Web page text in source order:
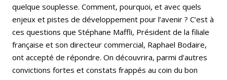
quelque souplesse. Comment, pourquoi, et avec quels
enjeux et pistes de développement pour l’avenir ? C’est à
ces questions que Stéphane Maffli, Président de la filiale
française et son directeur commercial, Raphael Bodaire,
ont accepté de répondre. On découvrira, parmi d’autres
convictions fortes et constats frappés au coin du bon